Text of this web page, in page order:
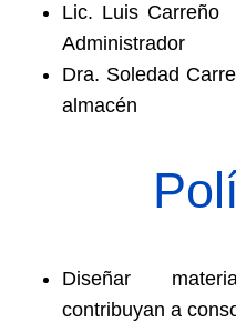
Lic.
Administrador
Dra.
almacén
Diseñar
contribuyan a